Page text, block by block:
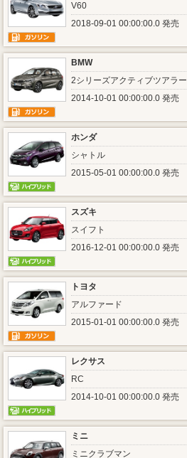
V60
2018-09-01 00:00:00.0 発売
BMW
2シリーズアクティブツアラー
2014-10-01 00:00:00.0 発売
ホンダ
シャトル
2015-05-01 00:00:00.0 発売
スズキ
スイフト
2016-12-01 00:00:00.0 発売
トヨタ
アルファード
2015-01-01 00:00:00.0 発売
レクサス
RC
2014-10-01 00:00:00.0 発売
ミニ
ミニクラブマン